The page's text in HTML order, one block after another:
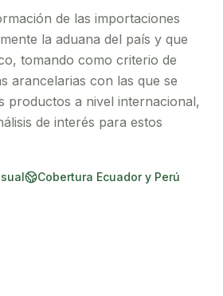
de las importaciones
la aduana del país y que
tomando como criterio de
arancelarias con las que se
productos a nivel internacional,
de interés para estos
Cobertura Ecuador y Perú